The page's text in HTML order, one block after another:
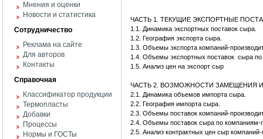
Мнения и оценки
Новости и статистика
Сотрудничество
Реклама на сайте
Для авторов
Контакты
Справочная
Классификатор продукции
Термопласты
Добавки
Процессы
Нормы и ГОСТы
ЧАСТЬ 1. ТЕКУЩИЕ ЭКСПОРТНЫЕ
1.1. Динамика экспортных поставок сыра.
1.2. География экспорта сыра.
1.3. Объемы экспорта компаний-
1.4. Объемы экспортных поставок сыра
1.5. Анализ цен на экспорт сыр
ЧАСТЬ 2. ВОЗМОЖНОСТИ ЗАМЕЩЕНИЯ
2.1. Динамика объемов импорта сыра.
2.2. География импорта сыра.
2.3. Объемы поставок компаний-
2.4. Объемы поставок сыра по компаниям-
2.5. Анализ контрактных цен сыр